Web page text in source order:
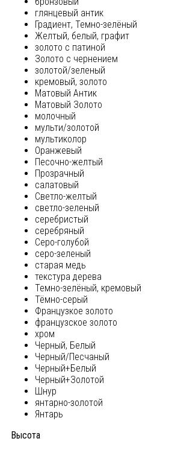
глянцевый антик
Градиент, Темно-зелёный
Желтый, белый, графит
золото с патиной
Золото с чернением
золотой/зеленый
кремовый, золото
Матовый Антик
Матовый Золото
молочный
мульти/золотой
мультиколор
Оранжевый
Песочно-желтый
Прозрачный
салатовый
Светло-желтый
светло-зеленый
серебристый
серебряный
Серо-голубой
серо-зеленый
старая медь
текстура дерева
Темно-зелёный, кремовый
Тёмно-серый
Французкое золото
французское золото
хром
Черный, Белый
Черный/Песчаный
Черный+Белый
Черный+Золотой
Шнур
янтарно-золотой
Янтарь
Высота